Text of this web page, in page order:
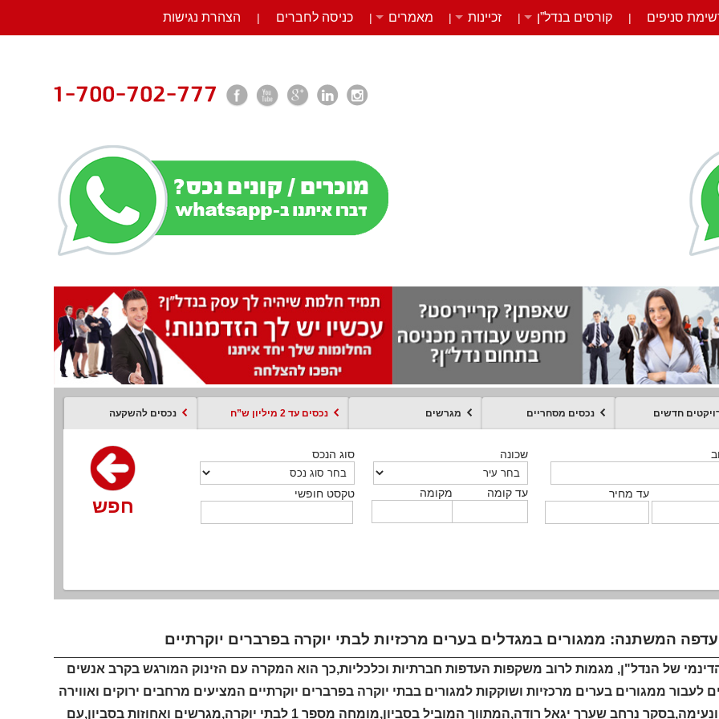
סניפים | קורסים בנדל”ן | זכיינות | מאמרים | כניסה לחברים | הצהרת נגישות
חדשים נכסים מסחריים מגרשים נכסים עד 2 מיליון ש”ח נכסים להשקעה
עד מחיר
שכונה
מקומה עד קומה
סוג הנכס
טקסט חופשי
חפש
עד מחיר
שכונה
מקומה עד קומה
סוג הנכס
טקסט חופשי
חפש
עד מחיר
שכונה
מקומה עד קומה
סוג הנכס
טקסט חופשי
חפש
עד מחיר
שכונה
מקומה עד קומה
סוג עסקה
טקסט חופשי
חפש
מקומה
חפש
עד קומה
שכונה
טקסט חופשי
סוג הנכס
חפש
עד מחיר
שכונה
מקומה עד קומה
טקסט חופשי
חפש
של הנדל"ן, מגמות לרוב משקפות העדפות חברתיות וכלכליות,כך הוא המקרה עם הזינוק המורגש בקרב אנשים
לעבור ממגורים בערים מרכזיות ושוקקות למגורים בבתי יוקרה בפרברים יוקרתיים המציעים מרחבים ירוקים ואווירה
שקטה ונעימה,בסקר נרחב שערך יגאל רודה,המתווך המוביל בסביון,מומחה מספר 1 לבתי יוקרה,מגרשים ואחוזות בסביון,עם